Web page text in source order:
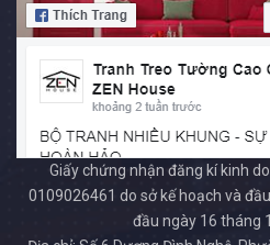
Giấy chứng nhận đăng kí kinh
0109026461 do sở kế hoạch và
đầu ngày 16 tháng